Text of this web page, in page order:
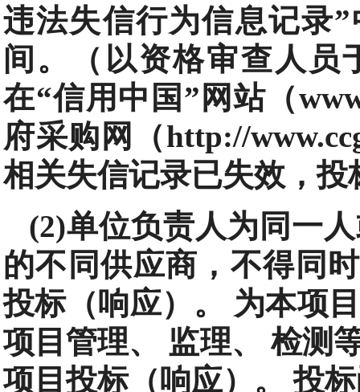
违法失信行为信息记录
间。（以资格审查人员
在“信用中国”网站（
府采购网（http://
相关失信记录已失效，
(2)单位负责人为同一
的不同供应商，不得同
投标（响应）。 为本项
项目管理、 监理、 检测
项目投标（响应）。 投